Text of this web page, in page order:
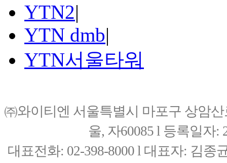
YTN2|
YTN dmb|
YTN서울타워
㈜와이티엔 서울특별시 마포구 상암
울, 자60085 l 등록일자:
대표전화: 02-398-8000 l 대표자: 김종